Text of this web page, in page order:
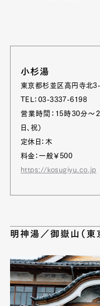
小杉湯
東京都杉並区高円寺北
TEL：03-3337-6198
営業時間：15時30分～
日、祝）
定休日：木
料金：一般￥500
https://kosugiyu.co.jp
明神湯／御嶽山（東